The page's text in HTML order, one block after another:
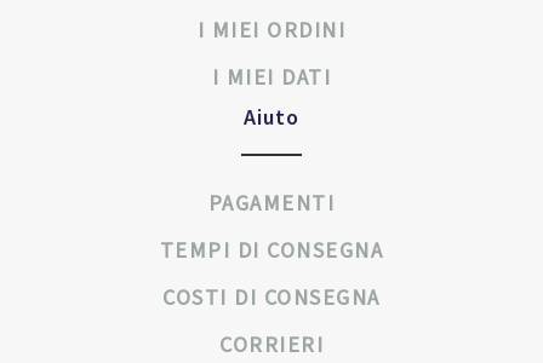
I MIEI ORDINI
I MIEI DATI
Aiuto
PAGAMENTI
TEMPI DI CONSEGNA
COSTI DI CONSEGNA
CORRIERI